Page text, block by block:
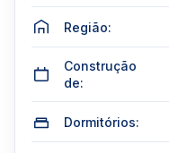
Região:
Construção
de:
Dormitórios: